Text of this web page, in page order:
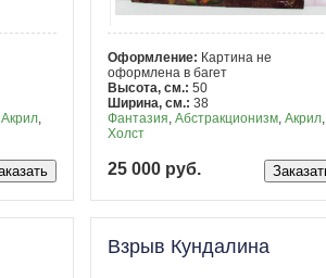
Акрил,
Оформление: Картина не
оформлена в багет
Высота, см.:50
Ширина, см.:38
Фантазия,Абстракционизм,Акрил,
Холст
25 000 руб.
Взрыв Кундалина